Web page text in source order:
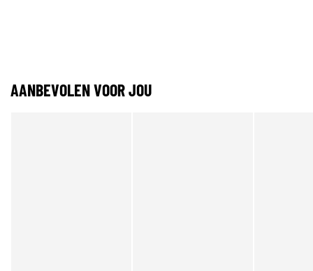
AANBEVOLEN VOOR JOU